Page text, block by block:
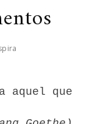
aquel que